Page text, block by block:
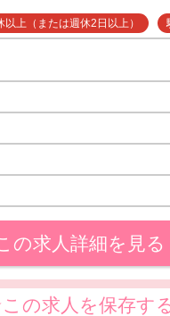
以上（または週休2日以上）
の求人詳細を見る
の求人を保存す